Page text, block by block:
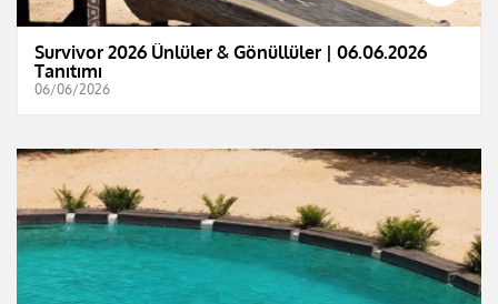
Survivor 2026 Ünlüler & Gönüllüler | 06.06.2026
Tanıtımı
06/06/2026